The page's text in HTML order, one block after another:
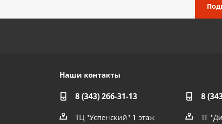
Наши контакты
8 (343) 266-31-13
ТЦ "Успенский" 1 этаж
8
ТГ